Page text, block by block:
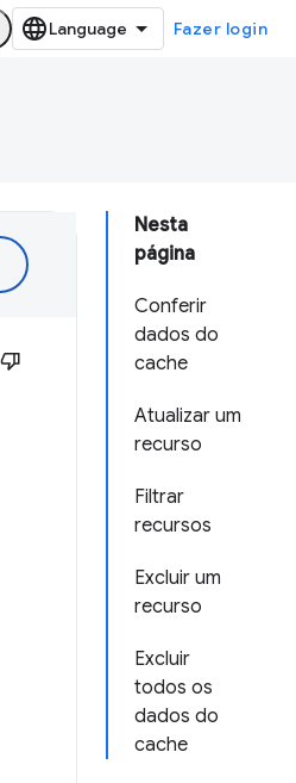
Fazer login
Nesta
página
Conferir
dados do
cache
Atualizar um
recurso
Filtrar
recursos
Excluir um
recurso
Excluir
todos os
dados do
cache